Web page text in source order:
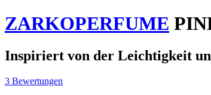
ZARKOPERFUME
Inspiriert von der Leichtigkeit
3 Bewertungen